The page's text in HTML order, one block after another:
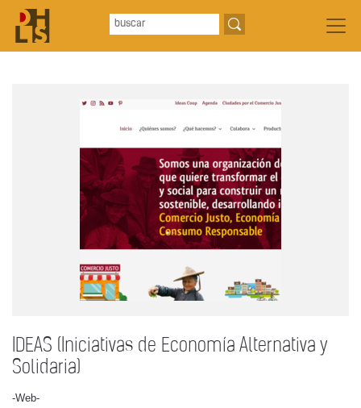
IDEAS (Iniciativas de Economía Alternativa y
Solidaria)
-Web-